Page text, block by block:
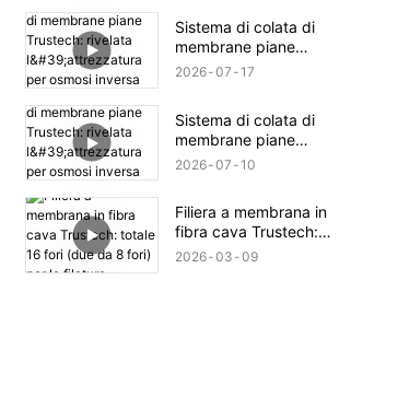
Sistema di colata di
membrane piane
Trustech: rivelata
2026 07 17
Sistema di colata di
membrane piane
Trustech: rivelata
2026 07 10
Filiera a membrana in
fibra cava Trustech:
totale 16 fori (due da 8
2026 03 09